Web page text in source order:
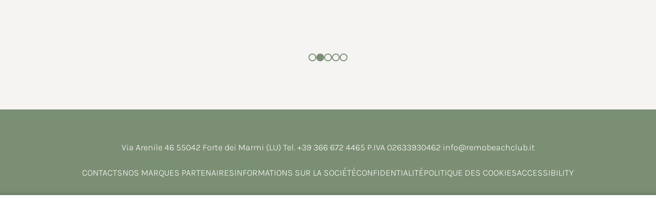
Via Arenile 46 55042 Forte dei Marmi (LU) Tel. +39 366 672 4465 P.IVA 02633930462 info@remobeachclub.it
CONTACTSNOS MARQUES PARTENAIRESINFORMATIONS SUR LA SOCIÉTÉCONFIDENTIALITÉPOLITIQUE DES COOKIESACCESSIBILITY